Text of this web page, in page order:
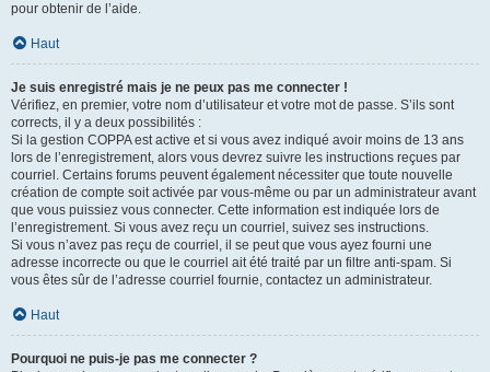
pour obtenir de l’aide.
Haut
Je suis enregistré mais je ne peux pas me connecter !
Vérifiez, en premier, votre nom d’utilisateur et votre mot de passe. S’ils sont
corrects, il y a deux possibilités :
Si la gestion COPPA est active et si vous avez indiqué avoir moins de 13 ans
lors de l’enregistrement, alors vous devrez suivre les instructions reçues par
courriel. Certains forums peuvent également nécessiter que toute nouvelle
création de compte soit activée par vous-même ou par un administrateur avant
que vous puissiez vous connecter. Cette information est indiquée lors de
l’enregistrement. Si vous avez reçu un courriel, suivez ses instructions.
Si vous n’avez pas reçu de courriel, il se peut que vous ayez fourni une
adresse incorrecte ou que le courriel ait été traité par un filtre anti-spam. Si
vous êtes sûr de l’adresse courriel fournie, contactez un administrateur.
Haut
Pourquoi ne puis-je pas me connecter ?